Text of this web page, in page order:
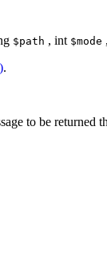
$path , int $mode ,
.
to be returned